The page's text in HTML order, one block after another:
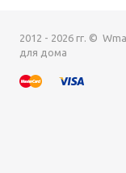
2012 - 2026 гг. ©
для дома